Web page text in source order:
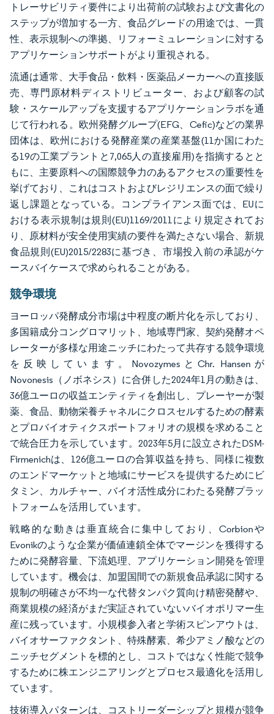
トレーサビリティ要件により出荷前の試験および文書化の
ステップが増加する一方、食品グレードの用途では、一貫
性、表示規制への準拠、リフォーミュレーションに対する
アプリケーションサポートがより重視される。
流通は通常、大手食品・飲料・医薬品メーカーへの直接販
売、専門原材料ディストリビューター、および顧客の試
験・スケールアップを支援するアプリケーションラボを通
じて行われる。欧州発酵グループ(EFG、Cefic)などの業界
団体は、欧州における発酵産業の産業基盤(11か国にわた
る19の工業プラントと7,065人の直接雇用)を指摘するとと
もに、主要原料への国際競争力のあるアクセスの重要性を
挙げており、これはコストおよびレジリエンスの面で繰り
返し課題となっている。コンプライアンス面では、EUに
おける表示規制は規則(EU)1169/2011により規定されてお
り、原材料が安全使用実績の要件を満たさない場合、新規
食品規則(EU)2015/2283に基づき、市場投入前の承認がケ
ースバイケースで求められることがある。
競争環境
ヨーロッパ発酵成分市場は中程度の断片化を示しており、
多国籍成分コングロマリット、地域専門家、契約発酵オペ
レーターが多様な用途ニッチにわたって共存する競争環境
を反映しています。NovozymesとChr. Hansenが
Novonesis（ノボネシス）に合併した2024年1月の動きは、
36億ユーロの収益エンティティを創出し、プレーヤーが製
薬、食品、動物栄養チャネルにクロスセルするための酵素
とプロバイオティクスポートフォリオの規模を求めること
で統合圧力を示しています。2023年5月に設立されたDSM-
Firmenichは、126億ユーロの合算収益を持ち、同様に複数
のエンドマーケットと地域にサービスを提供するためにビ
タミン、カルチャー、バイオ活性成分にわたる発酵プラッ
トフォームを活用しています。
戦略的な動きは垂直統合に集中しており、Corbionや
Evonikのような企業が価値連鎖全体でマージンを獲得する
ために発酵容量、下流処理、アプリケーション開発を管理
しています。機会は、加盟国間での新規食品承認に関する
規制の明確さが不均一な代替タンパク質向け精密発酵や、
商業規模の経済がまだ実証されていないバイオポリマー生
産に残っています。小規模参入者と学術スピンアウトは、
バイオサーファクタント、特殊酵素、希少アミノ酸などの
ニッチセグメントを標的とし、コストではなく性能で競争
するために株エンジニアリングとプロセス最適化を活用し
ています。
技術導入パターンは、コストリーダーシップと規模が競争